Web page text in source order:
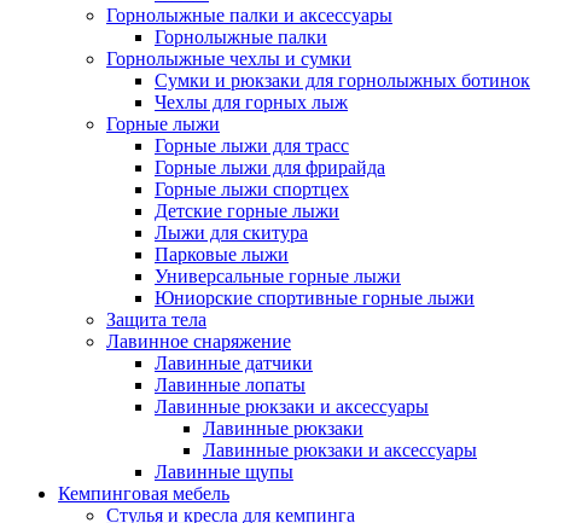
Горнолыжные палки и аксессуары
Горнолыжные палки
Горнолыжные чехлы и сумки
Сумки и рюкзаки для горнолыжных ботинок
Чехлы для горных лыж
Горные лыжи
Горные лыжи для трасс
Горные лыжи для фрирайда
Горные лыжи спортцех
Детские горные лыжи
Лыжи для скитура
Парковые лыжи
Универсальные горные лыжи
Юниорские спортивные горные лыжи
Защита тела
Лавинное снаряжение
Лавинные датчики
Лавинные лопаты
Лавинные рюкзаки и аксессуары
Лавинные рюкзаки
Лавинные рюкзаки и аксессуары
Лавинные щупы
Кемпинговая мебель
Стулья и кресла для кемпинга